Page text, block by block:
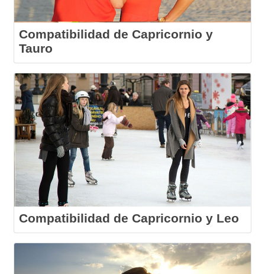
Compatibilidad de Capricornio y
Tauro
Compatibilidad de Capricornio y Leo